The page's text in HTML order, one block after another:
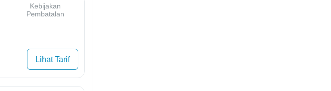
Kebijakan
Pembatalan
Lihat Tarif